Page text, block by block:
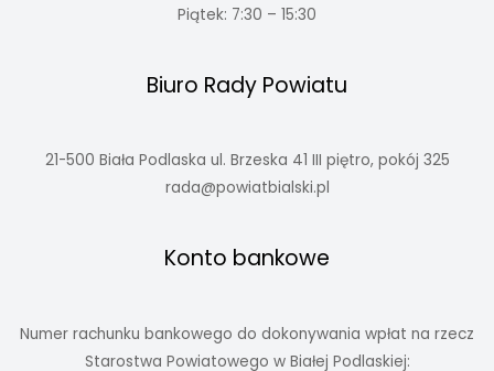
Piątek: 7:30 – 15:30
Biuro Rady Powiatu
21-500 Biała Podlaska ul. Brzeska 41 III piętro, pokój 325
rada@powiatbialski.pl
Konto bankowe
Numer rachunku bankowego do dokonywania wpłat na rzecz
Starostwa Powiatowego w Białej Podlaskiej: